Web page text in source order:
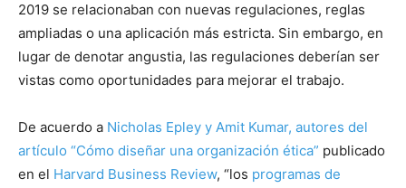
2019 se relacionaban con nuevas regulaciones, reglas
ampliadas o una aplicación más estricta. Sin embargo, en
lugar de denotar angustia, las regulaciones deberían ser
vistas como oportunidades para mejorar el trabajo.
De acuerdo a Nicholas Epley y Amit Kumar, autores del
artículo “Cómo diseñar una organización ética” publicado
en el Harvard Business Review, “los programas de